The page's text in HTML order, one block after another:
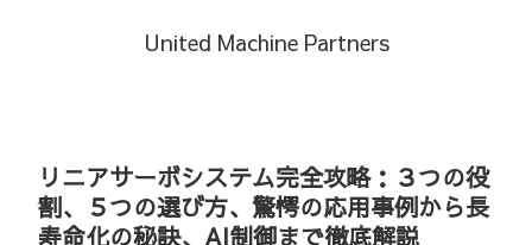
United Machine Partners
リニアサーボシステム完全攻略：３つの役
割、５つの選び方、驚愕の応用事例から長
寿命化の秘訣、AI制御まで徹底解説